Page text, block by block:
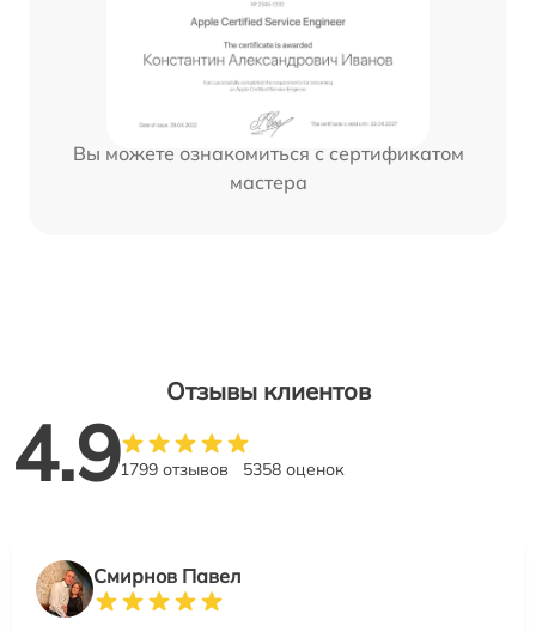
Вы можете ознакомиться с сертификатом
мастера
Отзывы клиентов
4.91799 отзывов 5358 оценок
Смирнов Павел